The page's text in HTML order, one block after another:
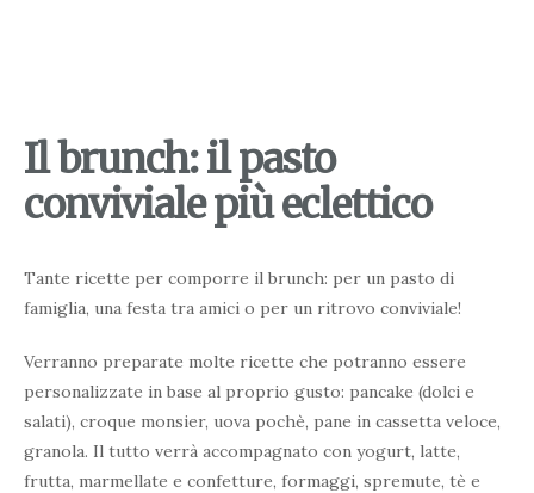
Il brunch: il pasto
conviviale più eclettico
Tante ricette per comporre il brunch: per un pasto di
famiglia, una festa tra amici o per un ritrovo conviviale!
Verranno preparate molte ricette che potranno essere
personalizzate in base al proprio gusto: pancake (dolci e
salati), croque monsier, uova pochè, pane in cassetta veloce,
granola. Il tutto verrà accompagnato con yogurt, latte,
frutta, marmellate e confetture, formaggi, spremute, tè e